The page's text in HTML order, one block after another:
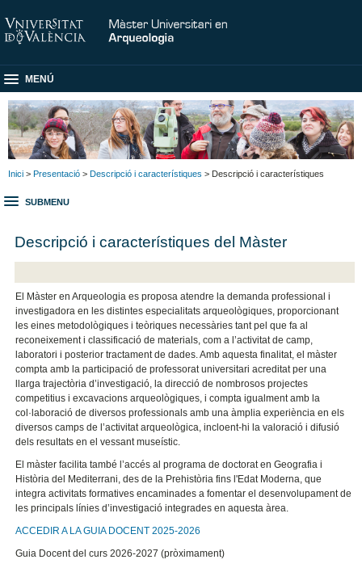
MENÚ
Inici > Presentació > Descripció i característiques > Descripció i característiques
SUBMENU
Descripció i característiques del Màster
El Màster en Arqueologia es proposa atendre la demanda professional i
investigadora en les distintes especialitats arqueològiques, proporcionant
les eines metodològiques i teòriques necessàries tant pel que fa al
reconeixement i classificació de materials, com a l’activitat de camp,
laboratori i posterior tractament de dades. Amb aquesta finalitat, el màster
compta amb la participació de professorat universitari acreditat per una
llarga trajectòria d’investigació, la direcció de nombrosos projectes
competitius i excavacions arqueològiques, i compta igualment amb la
col·laboració de diversos professionals amb una àmplia experiència en els
diversos camps de l’activitat arqueològica, incloent-hi la valoració i difusió
dels resultats en el vessant museístic.
El màster facilita també l’accés al programa de doctorat en Geografia i
Història del Mediterrani, des de la Prehistòria fins l'Edat Moderna, que
integra activitats formatives encaminades a fomentar el desenvolupament de
les principals línies d’investigació integrades en aquesta àrea.
ACCEDIR A LA GUIA DOCENT 2025-2026
Guia Docent del curs 2026-2027 (pròximament)